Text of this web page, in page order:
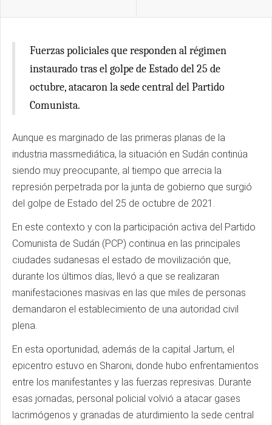
Fuerzas policiales que responden al régimen
instaurado tras el golpe de Estado del 25 de
octubre, atacaron la sede central del Partido
Comunista.
Aunque es marginado de las primeras planas de la
industria massmediática, la situación en Sudán continúa
siendo muy preocupante, al tiempo que arrecia la
represión perpetrada por la junta de gobierno que surgió
del golpe de Estado del 25 de octubre de 2021.
En este contexto y con la participación activa del Partido
Comunista de Sudán (PCP) continua en las principales
ciudades sudanesas el estado de movilización que,
durante los últimos días, llevó a que se realizaran
manifestaciones masivas en las que miles de personas
demandaron el establecimiento de una autoridad civil
plena.
En esta oportunidad, además de la capital Jartum, el
epicentro estuvo en Sharoni, donde hubo enfrentamientos
entre los manifestantes y las fuerzas represivas. Durante
esas jornadas, personal policial volvió a atacar gases
lacrimógenos y granadas de aturdimiento la sede central